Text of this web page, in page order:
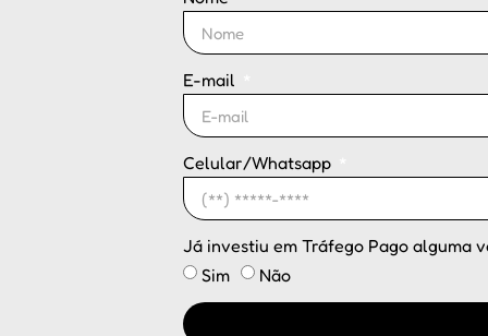
E-mail
Celular/Whatsapp
Já investiu em Tráfego Pago alguma
Sim
Não